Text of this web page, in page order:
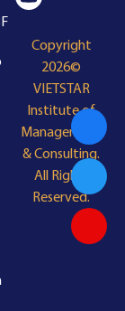
Copyright
2026©
VIETSTAR
Institute of
Management
& Consulting.
All Rights
Reserved.